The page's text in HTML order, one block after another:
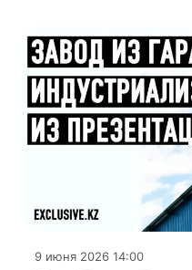
9 июня 2026 14:00